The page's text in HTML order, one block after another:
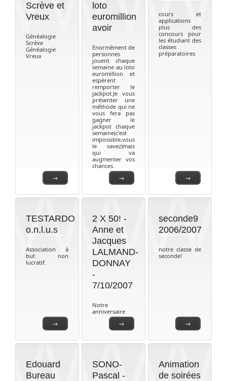
→
Scrève et
Vreux
Généalogie
Scrève
Généalogie
Vreux
→
loto
euromillion
avoir
Enormément de
personnes
jouent chaque
semaine au loto
euromillion et
espèrent
remporter le
jackpot.Je vous
présenter une
méthode qui ne
vous fera pas
gagner le
jackpot chaque
semaine(c'est
impossible,vous
le savez)mais
qui va
augmenter vos
chances.
→
cours et
applications
plus des
concours pour
les étudiant des
classes
préparatoires
→
TESTARDO
o.n.l.u.s
Association à
but non
lucratif.
→
2 X 50! -
Anne et
Jacques
LALMAND-
DONNAY
-
7/10/2007
Notre
anniversaire
→
seconde9
2006/2007
notre classe de
seconde!
Edouard
Bureau
SONO-
Pascal -
Animation
de soirées